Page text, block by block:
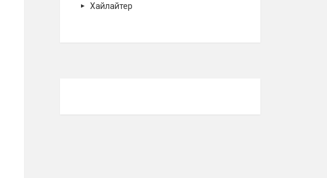
Хайлайтер